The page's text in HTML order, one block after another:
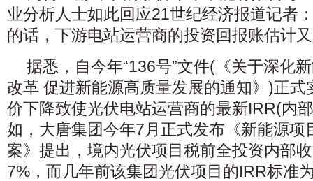
业分析人士如此回应21世纪经济报道记者
的话，下游电站运营商的投资回报账估计又
据悉，自今年“136号”文件(《关于深化
改革 促进新能源高质量发展的通知》)正
价下降致使光伏电站运营商的最新IRR(内
如，大唐集团今年7月正式发布《新能源项
案》提出，境内光伏项目税前全投资内部
7%，而几年前该集团光伏项目的IRR标准